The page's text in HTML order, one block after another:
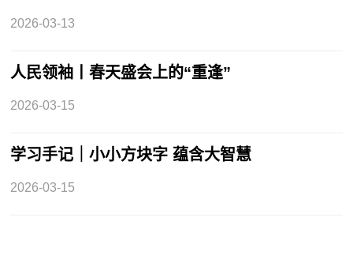
2026-03-13
人民领袖丨春天盛会上的“重逢”
2026-03-15
学习手记｜小小方块字 蕴含大智慧
2026-03-15